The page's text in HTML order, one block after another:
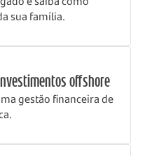
sua família.
offshore
gestão financeira de